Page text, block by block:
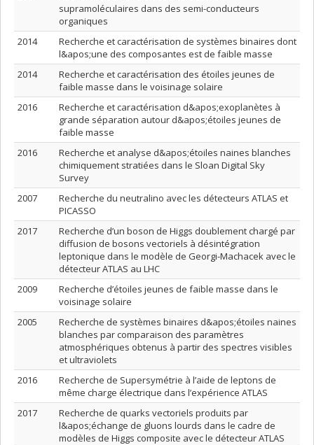
supramoléculaires dans des semi-conducteurs
organiques
2014
Recherche et caractérisation de systèmes binaires dont
l&apos;une des composantes est de faible masse
2014
Recherche et caractérisation des étoiles jeunes de
faible masse dans le voisinage solaire
2016
Recherche et caractérisation d&apos;exoplanètes à
grande séparation autour d&apos;étoiles jeunes de
faible masse
2016
Recherche et analyse d&apos;étoiles naines blanches
chimiquement stratiées dans le Sloan Digital Sky
Survey
2007
Recherche du neutralino avec les détecteurs ATLAS et
PICASSO
2017
Recherche d’un boson de Higgs doublement chargé par
diffusion de bosons vectoriels à désintégration
leptonique dans le modèle de Georgi-Machacek avec le
détecteur ATLAS au LHC
2009
Recherche d’étoiles jeunes de faible masse dans le
voisinage solaire
2005
Recherche de systèmes binaires d&apos;étoiles naines
blanches par comparaison des paramètres
atmosphériques obtenus à partir des spectres visibles
et ultraviolets
2016
Recherche de Supersymétrie à l’aide de leptons de
même charge électrique dans l’expérience ATLAS
2017
Recherche de quarks vectoriels produits par
l&apos;échange de gluons lourds dans le cadre de
modèles de Higgs composite avec le détecteur ATLAS